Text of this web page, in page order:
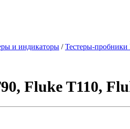
и индикаторы /Тестеры-пробники
Fluke T110,